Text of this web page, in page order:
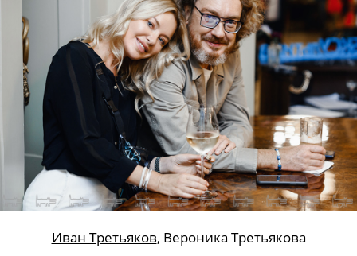
Иван Третьяков, Вероника Третьякова